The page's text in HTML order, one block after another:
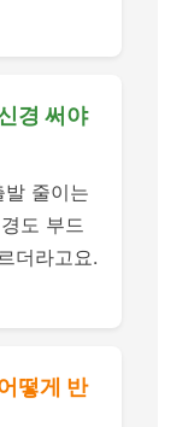
경 써야
줄이는
도 부드
더라고요.
떻게 반